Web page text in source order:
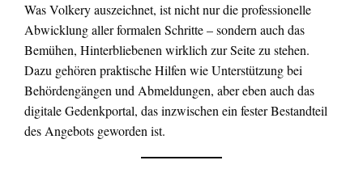
Was Volkery auszeichnet, ist nicht nur die professionelle
Abwicklung aller formalen Schritte – sondern auch das
Bemühen, Hinterbliebenen wirklich zur Seite zu stehen.
Dazu gehören praktische Hilfen wie Unterstützung bei
Behördengängen und Abmeldungen, aber eben auch das
digitale Gedenkportal, das inzwischen ein fester Bestandteil
des Angebots geworden ist.